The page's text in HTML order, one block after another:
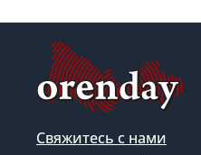
Свяжитесь с нами